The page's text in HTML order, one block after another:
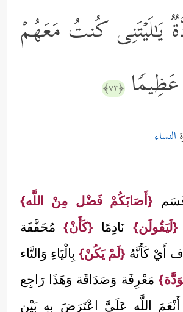
یَـٰلَیۡتَنِی كُنتُ مَعَهُمۡ
عَظِیمࣰا ﴿٧٣﴾
النساء
{أَصَابَكُمْ فَضْل مِنْ اللَّه}
{لَيَقُولَن} نَادِمًا {كَأَنْ}مُخَفَّفَة
أَيْ كَأَنَّهُ {لَمْ يَكُنْ} بِالْيَاءِ وَالتَّاء
مَعْرِفَة وَصَدَاقَة وَهَذَا رَاجِع
اللَّه عَلَيَّ اعْتَرَضَ بِهِ بَيْن